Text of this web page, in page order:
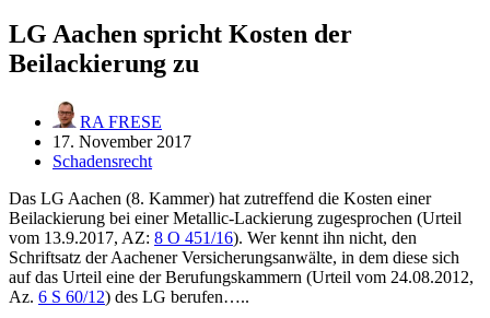
LG Aachen spricht Kosten der
Beilackierung zu
RA FRESE
17. November 2017
Schadensrecht
Das LG Aachen (8. Kammer) hat zutreffend die Kosten einer
Beilackierung bei einer Metallic-Lackierung zugesprochen (Urteil
vom 13.9.2017, AZ: 8 O 451/16). Wer kennt ihn nicht, den
Schriftsatz der Aachener Versicherungsanwälte, in dem diese sich
auf das Urteil eine der Berufungskammern (Urteil vom 24.08.2012,
Az. 6 S 60/12) des LG berufen…..